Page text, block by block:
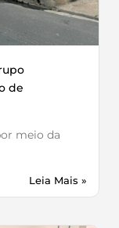
de
meio da
Leia Mais »